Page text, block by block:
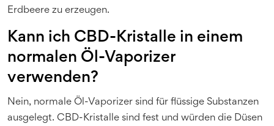
Erdbeere zu erzeugen.
Kann ich CBD-Kristalle in einem
normalen Öl-Vaporizer
verwenden?
Nein, normale Öl-Vaporizer sind für flüssige Substanzen
ausgelegt. CBD-Kristalle sind fest und würden die Düsen